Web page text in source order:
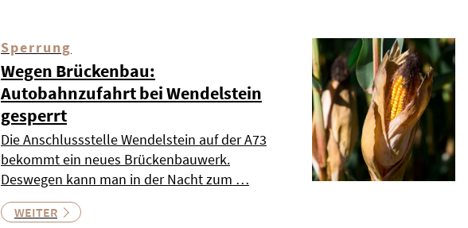
Sperrung
Wegen Brückenbau:
Autobahnzufahrt bei Wendelstein
gesperrt
Die Anschlussstelle Wendelstein auf der A73
bekommt ein neues Brückenbauwerk.
Deswegen kann man in der Nacht zum …
WEITER